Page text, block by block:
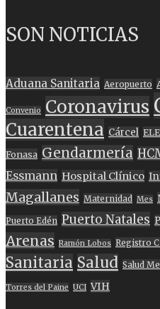
SON NOTICIAS
Aduana Sanitaria Aeropuerto
Convenio Coronavirus
Cuarentena Cárcel
Fonasa Gendarmería
Essmann Hospital Clínico
Magallanes Maternidad Mes
Puerto Edén Puerto Natales
Arenas Ramón Lobos Registro
Sanitaria Salud Salud
Torres del Paine UCI VIH